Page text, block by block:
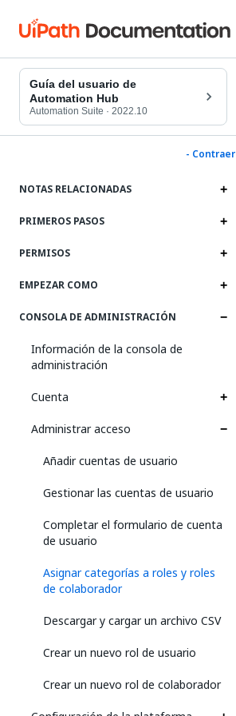
Guía del usuario de
Automation Hub
Automation Suite · 2022.10
- Contraer
NOTAS RELACIONADAS
PRIMEROS PASOS
PERMISOS
EMPEZAR COMO
CONSOLA DE ADMINISTRACIÓN
Información de la consola de
administración
Cuenta
Administrar acceso
Añadir cuentas de usuario
Gestionar las cuentas de usuario
Completar el formulario de cuenta
de usuario
Asignar categorías a roles y roles
de colaborador
Descargar y cargar un archivo CSV
Crear un nuevo rol de usuario
Crear un nuevo rol de colaborador